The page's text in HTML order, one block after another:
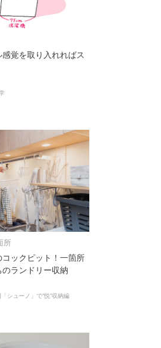
覚を取り入れればス
所
ックピット！一箇所
ランドリー収納
シューノ」で”悦”収納編